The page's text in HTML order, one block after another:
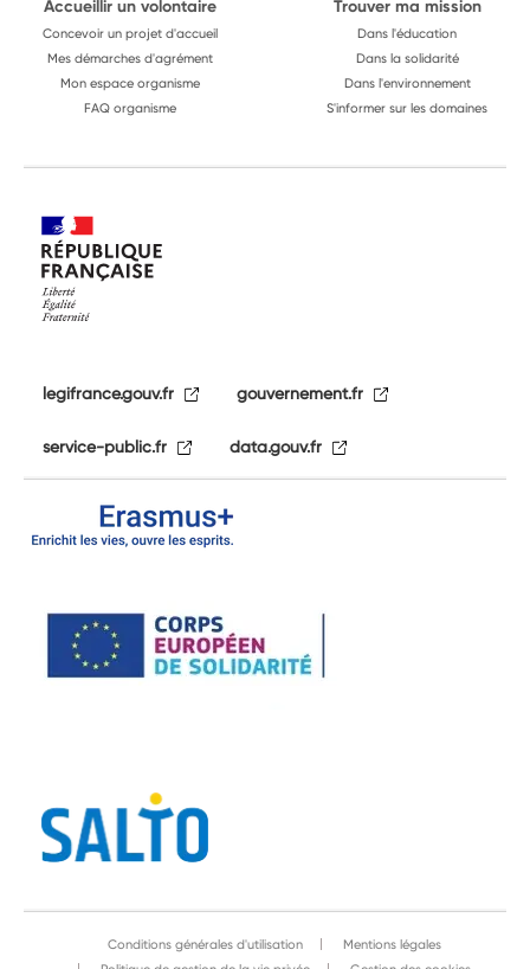
Accueillir un volontaire
Concevoir un projet d'accueil
Mes démarches d'agrément
Mon espace organisme
FAQ organisme
Trouver ma mission
Dans l'éducation
Dans la solidarité
Dans l'environnement
S'informer sur les domaines
legifrance.gouv.fr gouvernement.fr
service-public.fr data.gouv.fr
Conditions générales d'utilisation
Mentions légales